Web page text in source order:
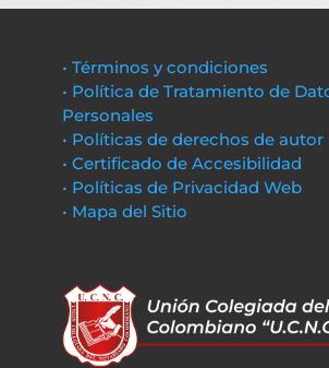
• Términos y condiciones
• Política de Tratamiento de
Personales
• Políticas de derechos de autor
• Certificado de Accesibilidad
• Políticas de Privacidad Web
• Mapa del Sitio